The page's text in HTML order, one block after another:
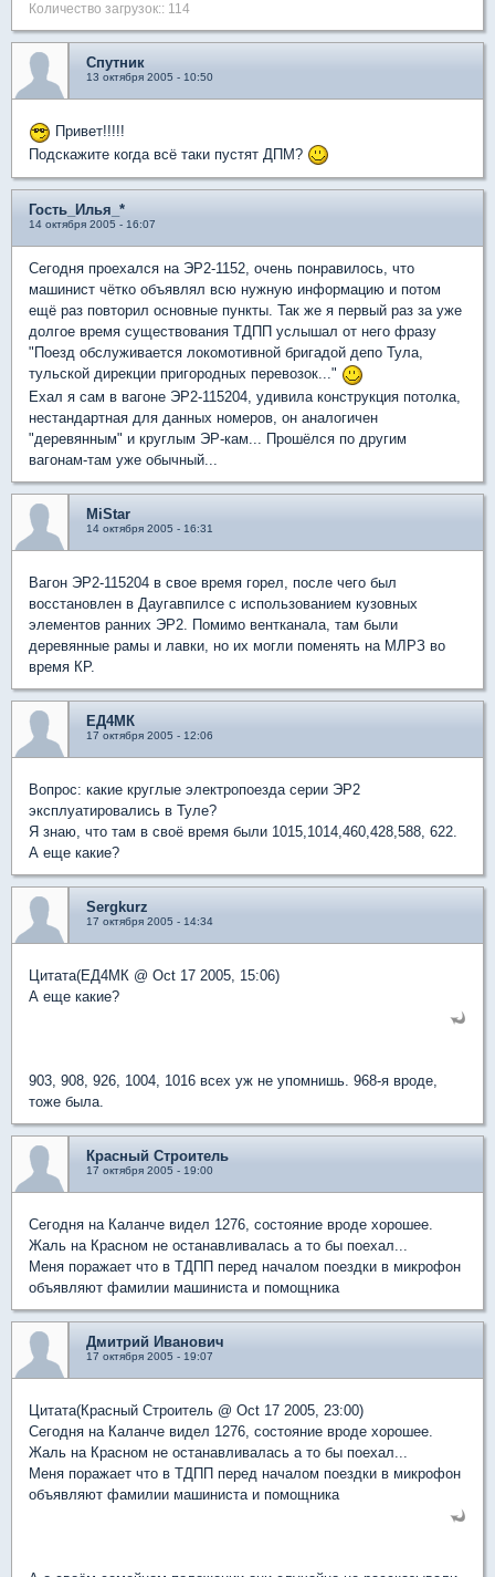
Количество загрузок:: 114
Спутник
13 октября 2005 - 10:50
Привет!!!!!
Подскажите когда всё таки пустят ДПМ?
Гость_Илья_*
14 октября 2005 - 16:07
Сегодня проехался на ЭР2-1152, очень понравилось, что
машинист чётко объявлял всю нужную информацию и потом
ещё раз повторил основные пункты. Так же я первый раз за уже
долгое время существования ТДПП услышал от него фразу
"Поезд обслуживается локомотивной бригадой депо Тула,
тульской дирекции пригородных перевозок..."
Ехал я сам в вагоне ЭР2-115204, удивила конструкция потолка,
нестандартная для данных номеров, он аналогичен
"деревянным" и круглым ЭР-кам... Прошёлся по другим
вагонам-там уже обычный...
MiStar
14 октября 2005 - 16:31
Вагон ЭР2-115204 в свое время горел, после чего был
восстановлен в Даугавпилсе с использованием кузовных
элементов ранних ЭР2. Помимо вентканала, там были
деревянные рамы и лавки, но их могли поменять на МЛРЗ во
время КР.
ЕД4МК
17 октября 2005 - 12:06
Вопрос: какие круглые электропоезда серии ЭР2
эксплуатировались в Туле?
Я знаю, что там в своё время были 1015,1014,460,428,588, 622.
А еще какие?
Sergkurz
17 октября 2005 - 14:34
Цитата(ЕД4МК @ Oct 17 2005, 15:06)
А еще какие?
903, 908, 926, 1004, 1016 всех уж не упомнишь. 968-я вроде,
тоже была.
Красный Строитель
17 октября 2005 - 19:00
Сегодня на Каланче видел 1276, состояние вроде хорошее.
Жаль на Красном не останавливалась а то бы поехал...
Меня поражает что в ТДПП перед началом поездки в микрофон
объявляют фамилии машиниста и помощника
Дмитрий Иванович
17 октября 2005 - 19:07
Цитата(Красный Строитель @ Oct 17 2005, 23:00)
Сегодня на Каланче видел 1276, состояние вроде хорошее.
Жаль на Красном не останавливалась а то бы поехал...
Меня поражает что в ТДПП перед началом поездки в микрофон
объявляют фамилии машиниста и помощника